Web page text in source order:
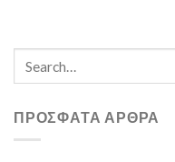
ΠΡΌΣΦΑΤΑ ΆΡΘΡΑ